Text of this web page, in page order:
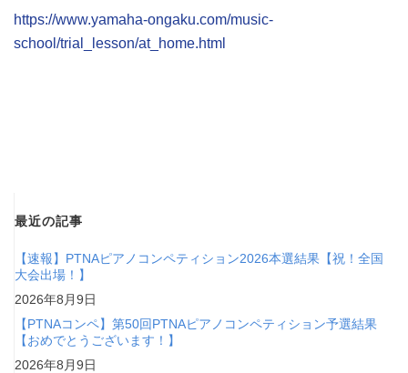
https://www.yamaha-ongaku.com/music-
school/trial_lesson/at_home.html
最近の記事
【速報】PTNAピアノコンペティション2026本選結果【祝！全国
大会出場！】
2026年8月9日
【PTNAコンペ】第50回PTNAピアノコンペティション予選結果
【おめでとうございます！】
2026年8月9日